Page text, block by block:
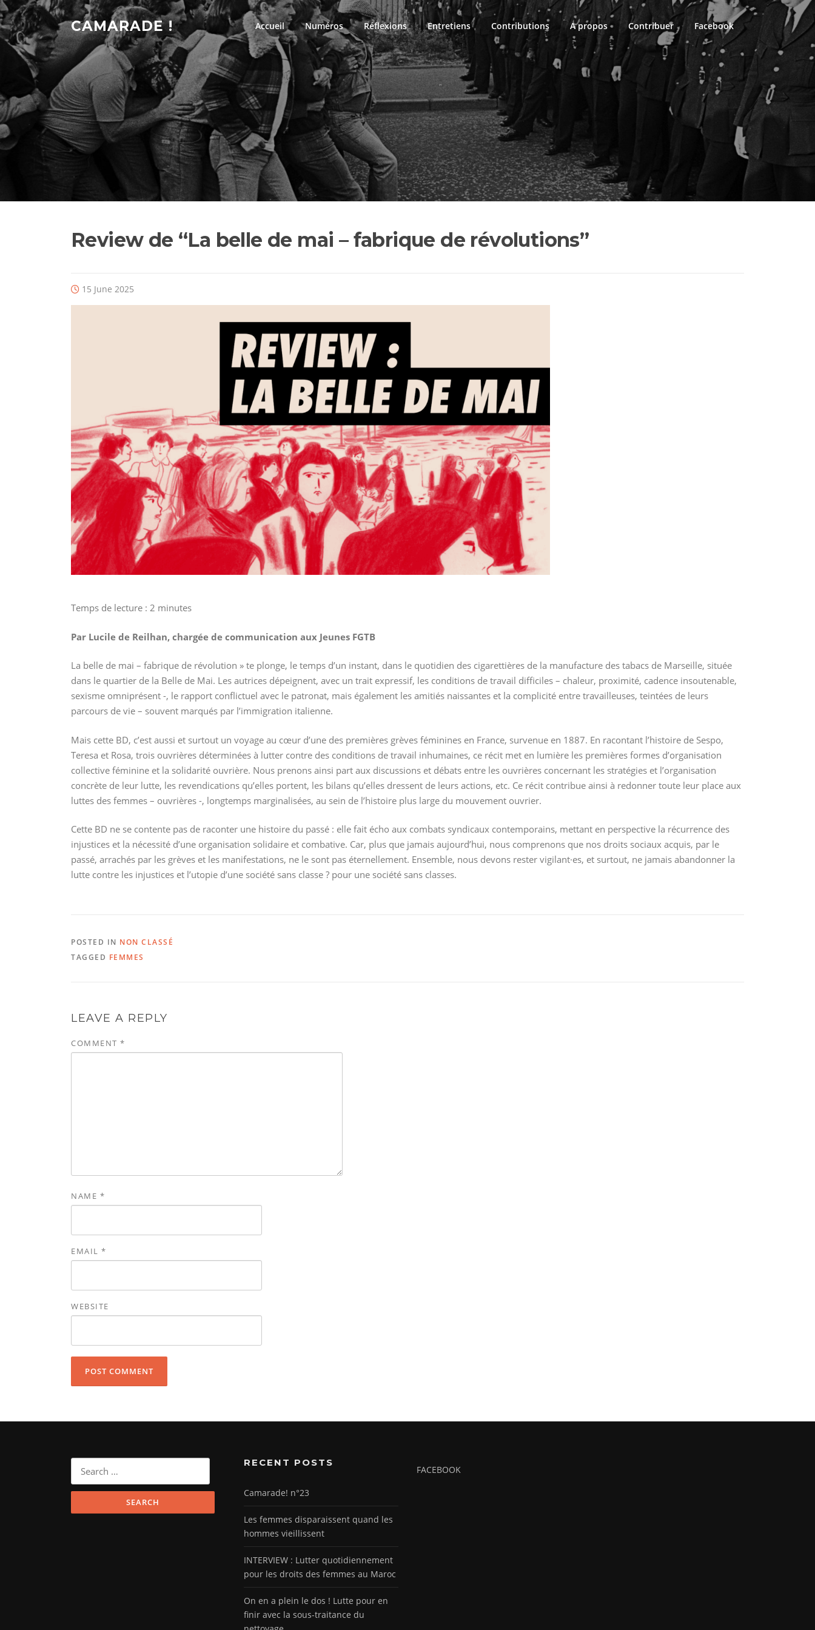
Skip
to
content
CAMARADE ! Accueil Numéros Réflexions Entretiens Contributions A propos Contribuer Facebook
Review de “La belle de mai – fabrique de révolutions”
15 June 2025
Temps de lecture : 2 minutes
Par Lucile de Reilhan, chargée de communication aux Jeunes FGTB
La belle de mai – fabrique de révolution » te plonge, le temps d’un instant, dans le quotidien des cigarettières de la manufacture des tabacs de Marseille, située
dans le quartier de la Belle de Mai. Les autrices dépeignent, avec un trait expressif, les conditions de travail difficiles – chaleur, proximité, cadence insoutenable,
sexisme omniprésent -, le rapport conflictuel avec le patronat, mais également les amitiés naissantes et la complicité entre travailleuses, teintées de leurs
parcours de vie – souvent marqués par l’immigration italienne.
Mais cette BD, c’est aussi et surtout un voyage au cœur d’une des premières grèves féminines en France, survenue en 1887. En racontant l’histoire de Sespo,
Teresa et Rosa, trois ouvrières déterminées à lutter contre des conditions de travail inhumaines, ce récit met en lumière les premières formes d’organisation
collective féminine et la solidarité ouvrière. Nous prenons ainsi part aux discussions et débats entre les ouvrières concernant les stratégies et l’organisation
concrète de leur lutte, les revendications qu’elles portent, les bilans qu’elles dressent de leurs actions, etc. Ce récit contribue ainsi à redonner toute leur place aux
luttes des femmes – ouvrières -, longtemps marginalisées, au sein de l’histoire plus large du mouvement ouvrier.
Cette BD ne se contente pas de raconter une histoire du passé : elle fait écho aux combats syndicaux contemporains, mettant en perspective la récurrence des
injustices et la nécessité d’une organisation solidaire et combative. Car, plus que jamais aujourd’hui, nous comprenons que nos droits sociaux acquis, par le
passé, arrachés par les grèves et les manifestations, ne le sont pas éternellement. Ensemble, nous devons rester vigilant·es, et surtout, ne jamais abandonner la
lutte contre les injustices et l’utopie d’une société sans classe ? pour une société sans classes.
POSTED IN NON CLASSÉ
TAGGED FEMMES
LEAVE A REPLY
COMMENT *
NAME *
EMAIL *
WEBSITE
for:
RECENT POSTS
Camarade! n°23
Les femmes disparaissent quand les
hommes vieillissent
INTERVIEW : Lutter quotidiennement
pour les droits des femmes au Maroc
On en a plein le dos ! Lutte pour en
finir avec la sous-traitance du
FACEBOOK